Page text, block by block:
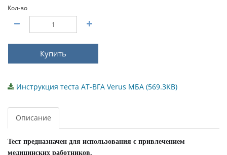
Кол-во
Купить
Инструкция теста AT-BГА Verus МБА (569.3KB)
Описание
Тест предназначен для использования с привлечением
медицинских работников.